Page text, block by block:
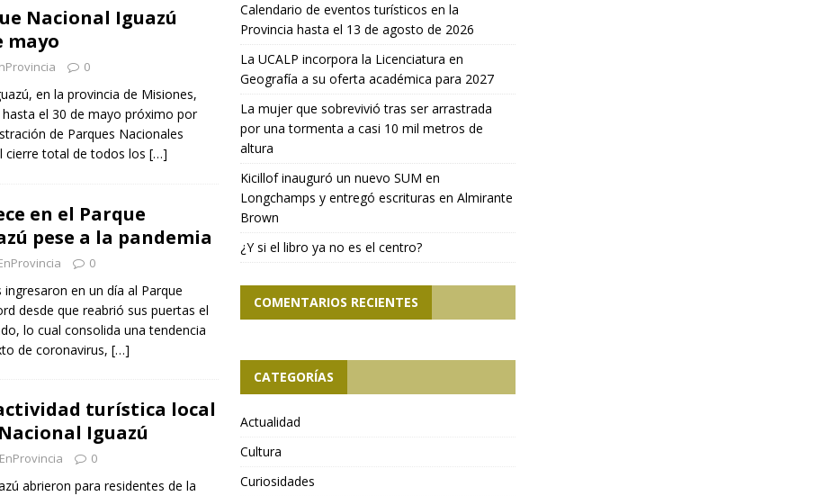
Nacional Iguazú
mayo
0
en la provincia de Misiones,
el 30 de mayo próximo por
de Parques Nacionales
cierre total de todos los […]
en el Parque
pese a la pandemia
0
en un día al Parque
desde que reabrió sus puertas el
lo cual consolida una tendencia
de coronavirus, […]
turística local
Iguazú
EnProvincia 0
abrieron para residentes de la
Calendario de eventos turísticos en la
Provincia hasta el 13 de agosto de 2026
La UCALP incorpora la Licenciatura en
Geografía a su oferta académica para 2027
La mujer que sobrevivió tras ser arrastrada
por una tormenta a casi 10 mil metros de
altura
Kicillof inauguró un nuevo SUM en
Longchamps y entregó escrituras en Almirante
Brown
¿Y si el libro ya no es el centro?
COMENTARIOS RECIENTES
CATEGORÍAS
Actualidad
Cultura
Curiosidades